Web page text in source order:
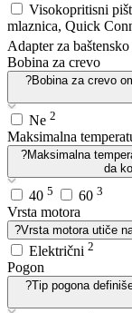
Visokopritisni
mlaznica, Quick
Adapter za
Bobina za crevo
?Bobina za crevo
Ne 2
Maksimalna
?Maksimalna
da
40 5 60 3
Vrsta motora
?Vrsta motora utiče
Električni 2
Pogon
?Tip pogona